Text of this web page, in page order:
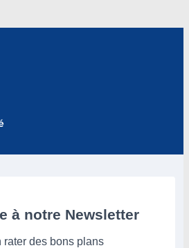
à notre Newsletter
rater des bons plans